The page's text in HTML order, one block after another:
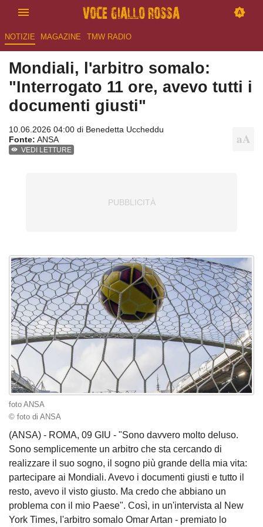
NOTIZIE MAGAZINE TMW RADIO
Mondiali, l'arbitro somalo:
"Interrogato 11 ore, avevo tutti i
documenti giusti"
10.06.2026 04:00 di Benedetta Uccheddu
Fonte: ANSA
VEDI LETTURE
foto ANSA
© foto di ANSA
(ANSA) - ROMA, 09 GIU - "Sono davvero molto deluso.
Sono semplicemente un arbitro che sta cercando di
realizzare il suo sogno, il sogno più grande della mia vita:
partecipare ai Mondiali. Avevo i documenti giusti e tutto il
resto, avevo il visto giusto. Ma credo che abbiano un
problema con il mio Paese". Così, in un'intervista al New
York Times, l'arbitro somalo Omar Artan - premiato lo